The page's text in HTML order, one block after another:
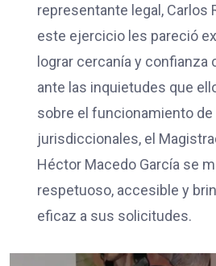
representante legal, Carlos
este ejercicio les pareció
lograr cercanía y confianza
ante las inquietudes que
sobre el funcionamiento de
jurisdiccionales, el
Héctor Macedo García se
respetuoso, accesible y
eficaz a sus solicitudes.